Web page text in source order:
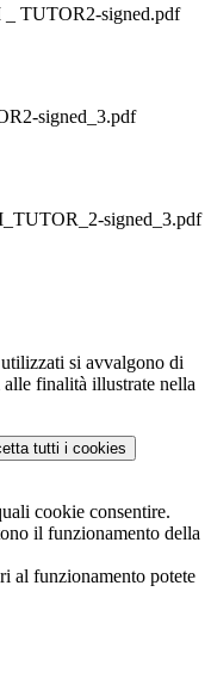
_ TUTOR2-signed.pdf
signed_3.pdf
signed_3.pdf
si avvalgono di
finalità illustrate nella
tutti i cookies
cookie consentire.
il funzionamento della
al funzionamento potete